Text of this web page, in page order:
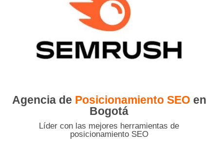
Agencia de Posicionamiento SEO en
Bogotá
Líder con las mejores herramientas de
posicionamiento SEO